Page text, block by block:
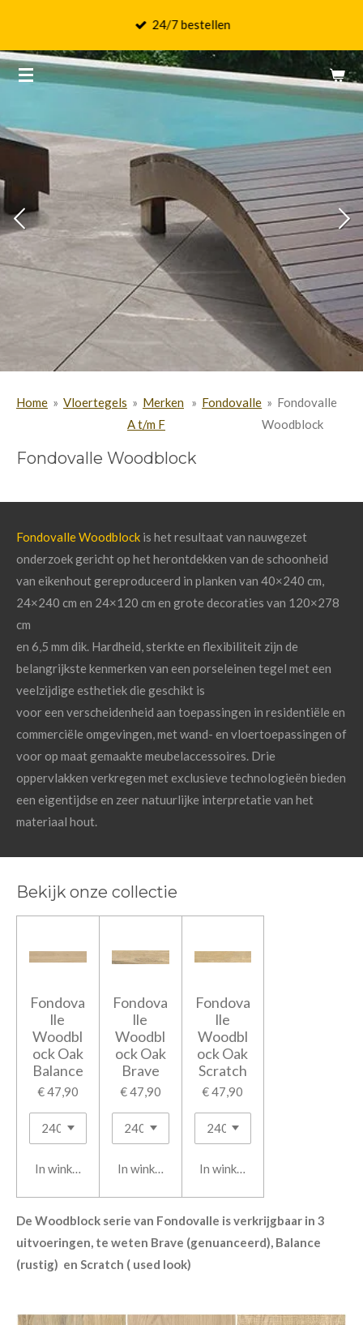
naar
de
24/7 bestellen
Home » Vloertegels » Merken
A t/m F
» Fondovalle » Fondovalle
Woodblock
Fondovalle Woodblock
Fondovalle Woodblock is het resultaat van nauwgezet
onderzoek gericht op het herontdekken van de schoonheid
van eikenhout gereproduceerd in planken van 40×240 cm,
24×240 cm en 24×120 cm en grote decoraties van 120×278
cm
en 6,5 mm dik. Hardheid, sterkte en flexibiliteit zijn de
belangrijkste kenmerken van een porseleinen tegel met een
veelzijdige esthetiek die geschikt is
voor een verscheidenheid aan toepassingen in residentiële en
commerciële omgevingen, met wand- en vloertoepassingen of
voor op maat gemaakte meubelaccessoires. Drie
oppervlakken verkregen met exclusieve technologieën bieden
een eigentijdse en zeer natuurlijke interpretatie van het
materiaal hout.
Bekijk onze collectie
Fondova
lle
Woodbl
ock Oak
Balance
€ 47,90
In winkelwagen
Fondova
lle
Woodbl
ock Oak
Brave
€ 47,90
In winkelwagen
Fondova
lle
Woodbl
ock Oak
Scratch
€ 47,90
In winkelwagen
De Woodblock serie van Fondovalle is verkrijgbaar in 3
uitvoeringen, te weten Brave (genuanceerd), Balance
(rustig) en Scratch ( used look)